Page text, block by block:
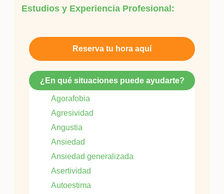
Estudios y Experiencia Profesional:
Reserva tu hora aquí
¿En qué situaciones puede ayudarte?
Agorafobia
Agresividad
Angustia
Ansiedad
Ansiedad generalizada
Asertividad
Autoestima